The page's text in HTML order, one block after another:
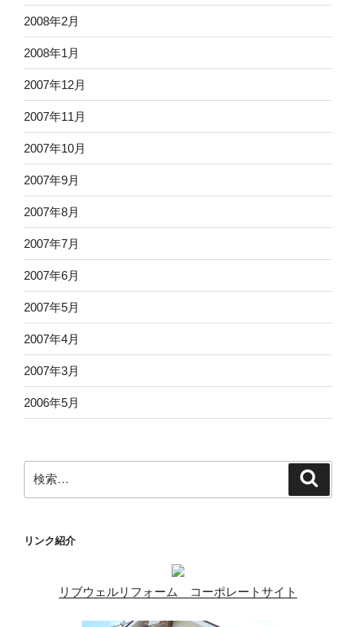
2008年2月
2008年1月
2007年12月
2007年11月
2007年10月
2007年9月
2007年8月
2007年7月
2007年6月
2007年5月
2007年4月
2007年3月
2006年5月
索:
リンク紹介
リブウェルリフォーム コーポレートサイト